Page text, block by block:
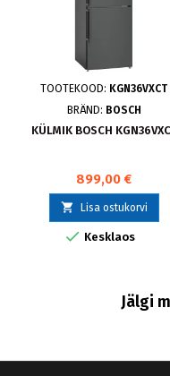
TOOTEKOOD: KGN36VXCT
BRÄND: BOSCH
KÜLMIK BOSCH
899,00 €
 Lisa ostukorvi
 Kesklaos
Jälgi